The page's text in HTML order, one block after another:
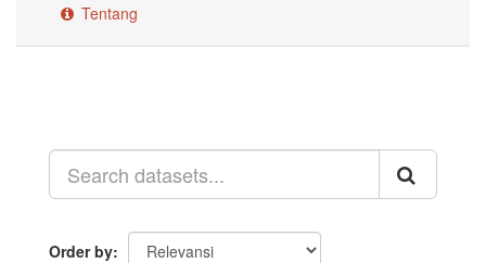
Tentang
Order by